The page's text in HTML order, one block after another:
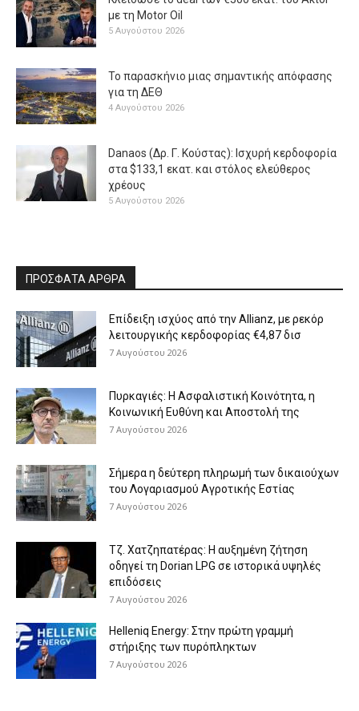
με τη Μotor Oil
5 Αυγούστου 2026
Το παρασκήνιο μιας σημαντικής απόφασης
για τη ΔΕΘ
4 Αυγούστου 2026
Danaos (Δρ. Γ. Κούστας): Ισχυρή κερδοφορία
στα $133,1 εκατ. και στόλος ελεύθερος
χρέους
5 Αυγούστου 2026
ΠΡΟΣΦΑΤΑ ΑΡΘΡΑ
Επίδειξη ισχύος από την Allianz, με ρεκόρ
λειτουργικής κερδοφορίας €4,87 δισ
7 Αυγούστου 2026
Πυρκαγιές: Η Ασφαλιστική Κοινότητα, η
Κοινωνική Ευθύνη και Αποστολή της
7 Αυγούστου 2026
Σήμερα η δεύτερη πληρωμή των δικαιούχων
του Λογαριασμού Αγροτικής Εστίας
7 Αυγούστου 2026
Τζ. Χατζηπατέρας: H αυξημένη ζήτηση
οδηγεί τη Dorian LPG σε ιστορικά υψηλές
επιδόσεις
7 Αυγούστου 2026
Helleniq Energy: Στην πρώτη γραμμή
στήριξης των πυρόπληκτων
7 Αυγούστου 2026